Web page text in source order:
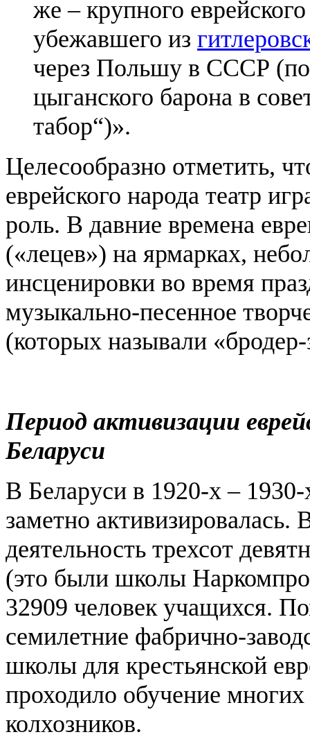
же – крупного
убежавшего из
через Польшу в СССР
цыганского барона в
табор“)».
Целесообразно отметить,
еврейского народа театр
роль. В давние времена
(«лецев») на ярмарках,
инсценировки во время
музыкально-песенное
(которых называли
Период активизации
Беларуси
В Беларуси в 1920-х – 1930-
заметно
деятельность трехсот
(это были школы
32909 человек учащихся.
семилетние фабрично-
школы для крестьянской
проходило обучение
колхозников.